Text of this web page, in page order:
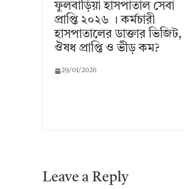
ফুলবাড়িয়া হাসপাতাল সেবা
প্রাপ্তি ২০২৬ । কর্মচারী
হাসপাতালের ডাক্তার ভিজিট,
ঔষধ প্রাপ্তি ও ভীড় কম?
29/01/2026
Leave a Reply